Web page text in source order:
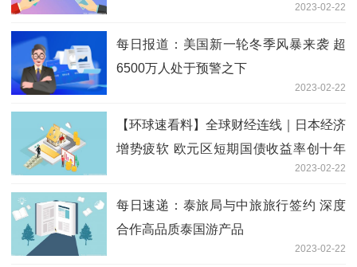
2023-02-22
每日报道：美国新一轮冬季风暴来袭 超
6500万人处于预警之下
2023-02-22
【环球速看料】全球财经连线｜日本经济
增势疲软 欧元区短期国债收益率创十年
2023-02-22
每日速递：泰旅局与中旅旅行签约 深度
合作高品质泰国游产品
2023-02-22